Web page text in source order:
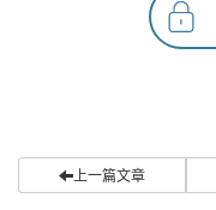
上一篇文章